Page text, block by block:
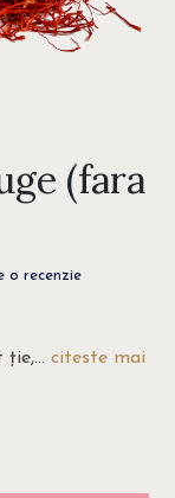
(fara
o recenzie
citeste mai